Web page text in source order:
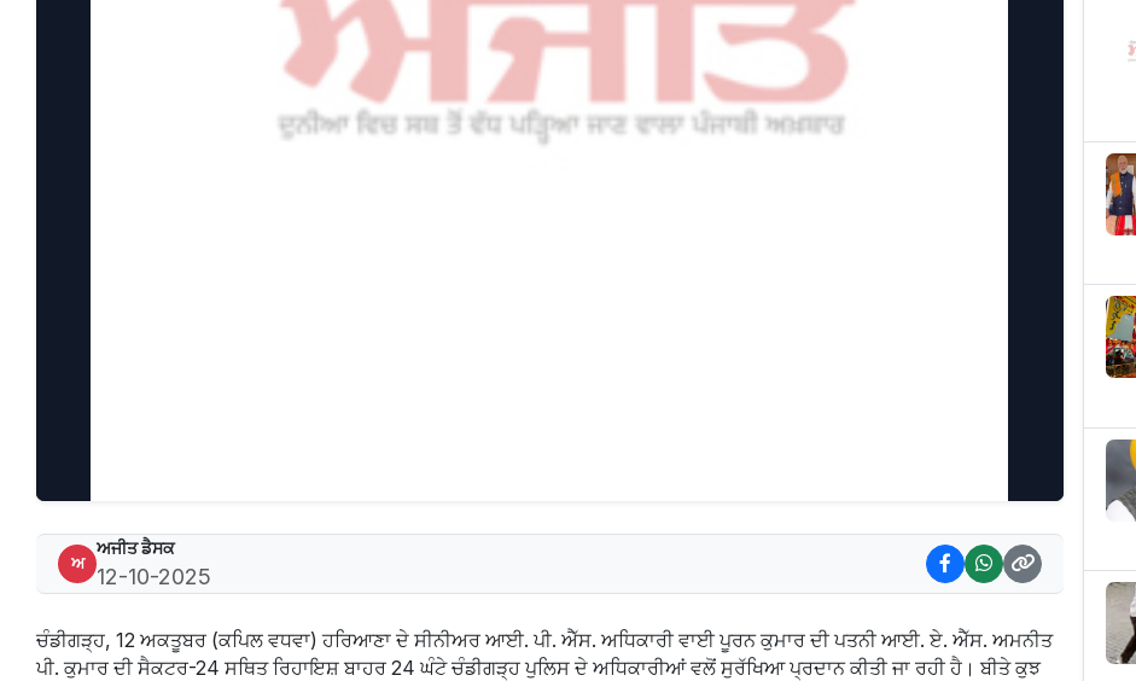
ਅ
ਅਜੀਤ ਡੈਸਕ
12-10-2025
ਚੰਡੀਗੜ੍ਹ, 12 ਅਕਤੂਬਰ (ਕਪਿਲ ਵਧਵਾ) ਹਰਿਆਣਾ ਦੇ ਸੀਨੀਅਰ ਆਈ. ਪੀ. ਐੱਸ. ਅਧਿਕਾਰੀ ਵਾਈ ਪੂਰਨ ਕੁਮਾਰ ਦੀ ਪਤਨੀ ਆਈ. ਏ. ਐੱਸ. ਅਮਨੀਤ
ਪੀ. ਕੁਮਾਰ ਦੀ ਸੈਕਟਰ-24 ਸਥਿਤ ਰਿਹਾਇਸ਼ ਬਾਹਰ 24 ਘੰਟੇ ਚੰਡੀਗੜ੍ਹ ਪੁਲਿਸ ਦੇ ਅਧਿਕਾਰੀਆਂ ਵਲੋਂ ਸੁਰੱਖਿਆ ਪ੍ਰਦਾਨ ਕੀਤੀ ਜਾ ਰਹੀ ਹੈ। ਬੀਤੇ ਕੁਝ